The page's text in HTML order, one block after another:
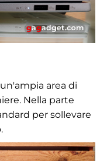
area di
Nella parte
per sollevare